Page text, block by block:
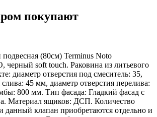
покупают
(80см) Terminus Noto
черный soft touch. Раковина из литьевого
диаметр отверстия под смеситель: 35,
слива: 45 мм, диаметр отверстия перелива:
800 мм. Тип фасада: Гладкий фасад с
Материал ящиков: ДСП. Количество
клапан приобретаются отдельно и